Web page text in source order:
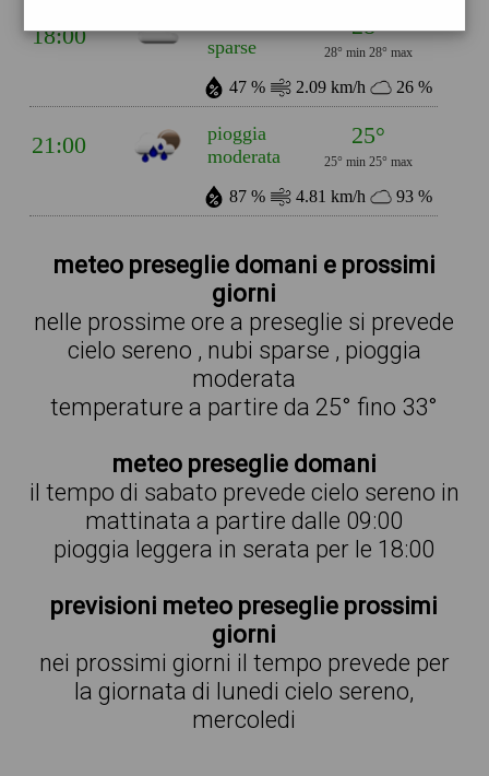
18:00
sparse
28°
28° min 28° max
47 % 2.09 km/h 26 %
21:00
pioggia
moderata
25°
25° min 25° max
87 % 4.81 km/h 93 %
meteo preseglie domani e prossimi
giorni
nelle prossime ore a preseglie si prevede
cielo sereno , nubi sparse , pioggia
moderata
temperature a partire da 25° fino 33°
meteo preseglie domani
il tempo di sabato prevede cielo sereno in
mattinata a partire dalle 09:00
pioggia leggera in serata per le 18:00
previsioni meteo preseglie prossimi
giorni
nei prossimi giorni il tempo prevede per
la giornata di lunedi cielo sereno,
mercoledi